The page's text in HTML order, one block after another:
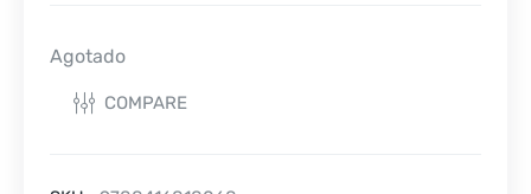
Agotado
COMPARE